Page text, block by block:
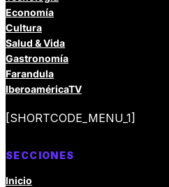
Economía
Cultura
Salud & Vida
Gastronomía
Farandula
IberoaméricaTV
[SHORTCODE_MENU_1]
SECCIONES
Inicio